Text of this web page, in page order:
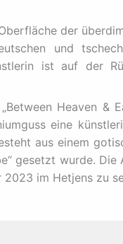
der
und
ist auf der
Heaven &
eine
aus einem
gesetzt wurde.
im Hetjens zu